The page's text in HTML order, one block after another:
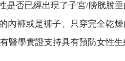
是否已經出現了子宮/膀胱脫
內褲或是褲子、只穿完全乾
醫學實證支持具有預防女性